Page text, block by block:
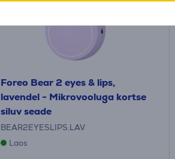
Foreo Bear 2 eyes & lips,
lavendel - Mikrovooluga kortse
siluv seade
BEAR2EYESLIPS.LAV
Laos